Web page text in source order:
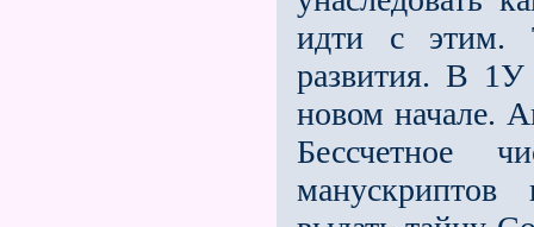
идти с этим.
развития. В
новом начале.
Бессчетное
манускриптов